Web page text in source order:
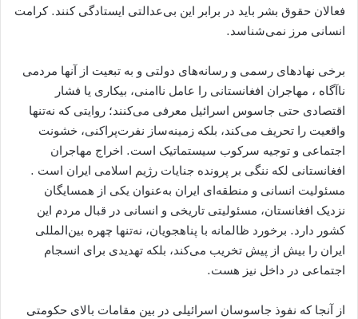
فعالان حقوق بشر باید در برابر این بی‌عدالتی ایستادگی کنند. کرامت
انسانی مرز نمی‌شناسد.
برخی نهادهای رسمی و رسانه‌های دولتی و به تبعیت از آنها مردمی
ناآگاه ، مهاجران افغانستانی را عامل ناامنی، بیکاری یا فشار
اقتصادی حتی جاسوس اسرائیل معرفی می‌کنند؛ روایتی که نه‌تنها
واقعیت را تحریف می‌کند، بلکه زمینه‌ساز نفرت‌پراکنی، خشونت
اجتماعی و توجیه سرکوب سیستماتیک است. اخراج مهاجران
افغانستانی لکه ننگی بر پرونده جنایات رژیم اسلامی ایران است .
مسئولیت انسانی و منطقه‌ای ایران به‌عنوان یکی از همسایگان
نزدیک افغانستان، مسئولیتی تاریخی و انسانی در قبال مردم این
کشور دارد. برخورد ظالمانه با پناهجویان، نه‌تنها چهره بین‌المللی
ایران را بیش از پیش تخریب می‌کند، بلکه تهدیدی برای انسجام
اجتماعی در داخل نیز هست.
از آنجا که نفوذ جاسوسان اسرائیلی در بین مقامات بالای حکومتی